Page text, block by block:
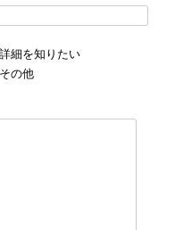
細を知りたい
その他